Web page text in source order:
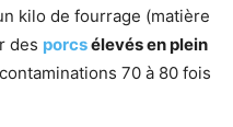
kilo de fourrage (matière
des porcsélevés en plein
70 à 80 fois